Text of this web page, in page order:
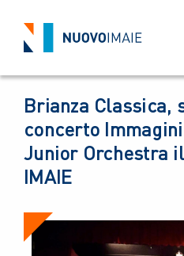
Brianza Classica,
concerto
Junior Orchestra
IMAIE